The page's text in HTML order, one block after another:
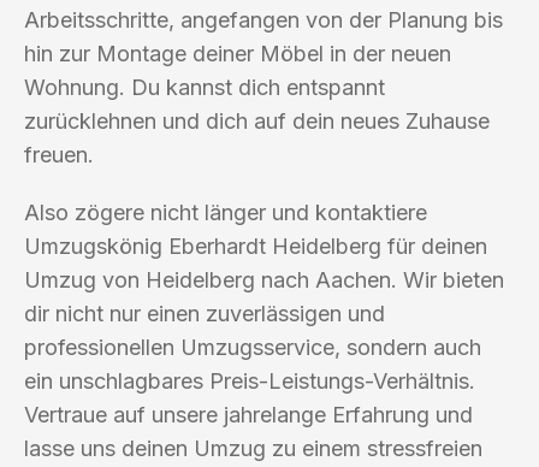
Arbeitsschritte, angefangen von der Planung bis
hin zur Montage deiner Möbel in der neuen
Wohnung. Du kannst dich entspannt
zurücklehnen und dich auf dein neues Zuhause
freuen.
Also zögere nicht länger und kontaktiere
Umzugskönig Eberhardt Heidelberg für deinen
Umzug von Heidelberg nach Aachen. Wir bieten
dir nicht nur einen zuverlässigen und
professionellen Umzugsservice, sondern auch
ein unschlagbares Preis-Leistungs-Verhältnis.
Vertraue auf unsere jahrelange Erfahrung und
lasse uns deinen Umzug zu einem stressfreien